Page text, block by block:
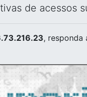
de acessos
, responda